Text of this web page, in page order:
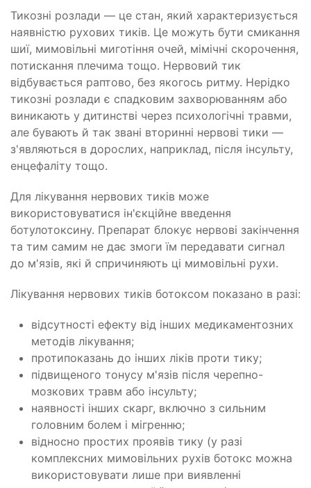
Тикозні розлади — це стан, який характеризується
наявністю рухових тиків. Це можуть бути смикання
шиї, мимовільні миготіння очей, мімічні скорочення,
потискання плечима тощо. Нервовий тик
відбувається раптово, без якогось ритму. Нерідко
тикозні розлади є спадковим захворюванням або
виникають у дитинстві через психологічні травми,
але бувають й так звані вторинні нервові тики —
з'являються в дорослих, наприклад, після інсульту,
енцефаліту тощо.
Для лікування нервових тиків може
використовуватися ін'єкційне введення
ботулотоксину. Препарат блокує нервові закінчення
та тим самим не дає змоги їм передавати сигнал
до м'язів, які й спричиняють ці мимовільні рухи.
Лікування нервових тиків ботоксом показано в разі:
відсутності ефекту від інших медикаментозних
методів лікування;
протипоказань до інших ліків проти тику;
підвищеного тонусу м'язів після черепно-
мозкових травм або інсульту;
наявності інших скарг, включно з сильним
головним болем і мігренню;
відносно простих проявів тику (у разі
комплексних мимовільних рухів ботокс можна
використовувати лише при виявленні